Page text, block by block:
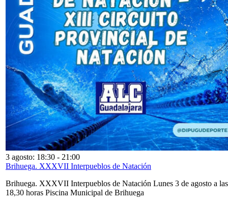
3 agosto: 18:30 - 21:00
Brihuega. XXXVII Interpueblos de Natación
Brihuega. XXXVII Interpueblos de Natación Lunes 3 de agosto a las
18,30 horas Piscina Municipal de Brihuega